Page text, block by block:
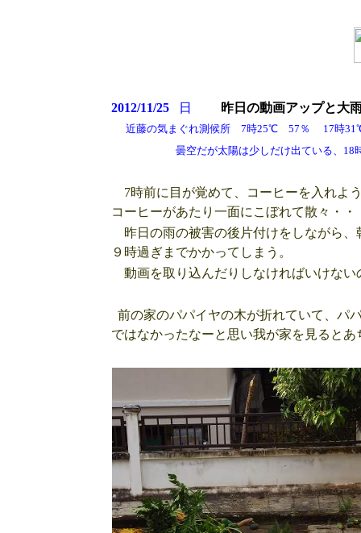
2012/11/25 日 昨日の動画アップと大
近藤の気まぐれ測候所 7時25℃ 57％ 17時
曇空だが太陽は少しだけ出ている、18
7時前に目が覚めて、コーヒーを入れよ
コーヒーがあたり一面にこぼれて散々・・
昨日の雨の被害の後片付けをしながら、
９時過ぎまでかかってしまう。
動画を取り込んだりしなければいけない
前の家のパパイヤの木が折れていて、パ
ではなかったなーと思い我が家を見ると